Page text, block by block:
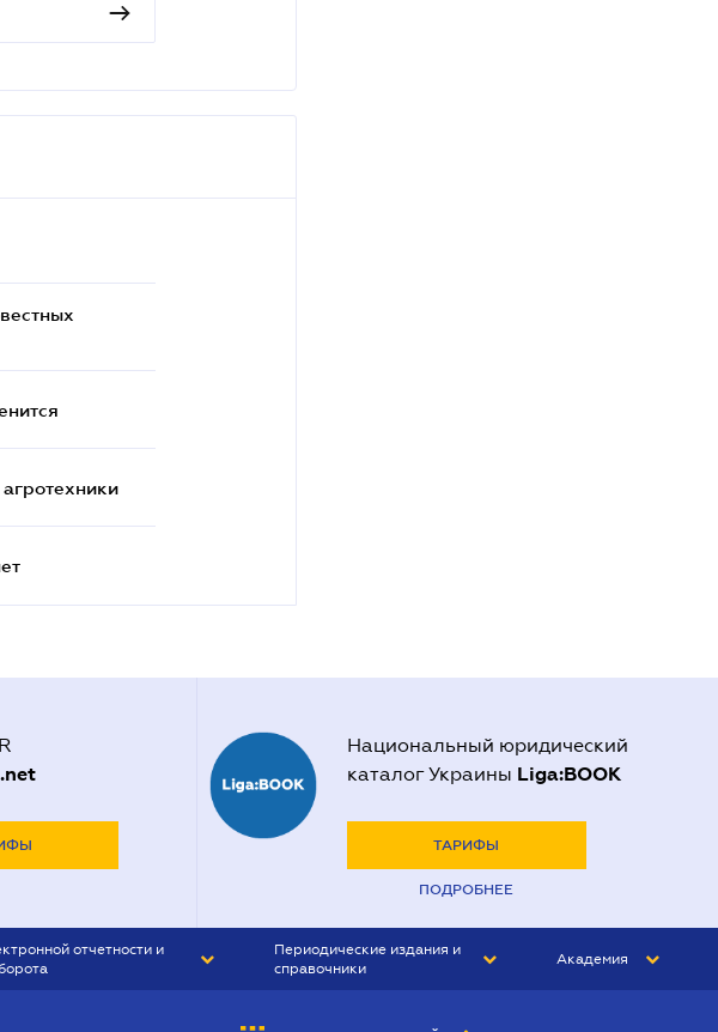
Национальный юридический
каталог Украины Liga:BOOK
ТАРИФЫ
ПОДРОБНЕЕ
отчетности и
Периодические издания и
справочники
Академия